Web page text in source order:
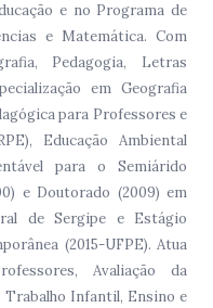
e no Programa de
e Matemática. Com
Pedagogia, Letras
em Geografia
para Professores e
Educação Ambiental
para o Semiárido
e Doutorado (2009) em
de Sergipe e Estágio
(2015-UFPE). Atua
Avaliação da
Trabalho Infantil, Ensino e